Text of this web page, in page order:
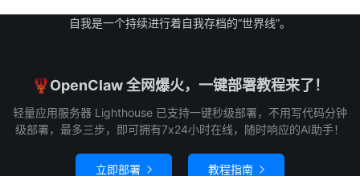
自我是一个持续进行着自我存档的“世界线”。
🦞OpenClaw 全网爆火，一键部署教程来了！
轻量应用服务器 Lighthouse 已支持一键秒级部署，不用写代码分钟
级部署，最多三步，即可拥有7x24小时在线，随时响应的AI助手！
立即部署  教程指南 